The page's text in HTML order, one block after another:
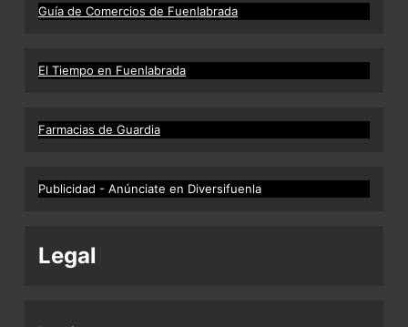
Guía de Comercios de Fuenlabrada
El Tiempo en Fuenlabrada
Farmacias de Guardia
Publicidad - Anúnciate en Diversifuenla
Legal